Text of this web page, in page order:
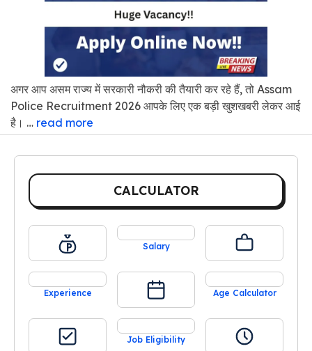
अगर आप असम राज्य में सरकारी नौकरी की तैयारी कर रहे हैं, तो Assam
Police Recruitment 2026 आपके लिए एक बड़ी खुशखबरी लेकर आई
है। … read more
CALCULATOR
Salary
Experience Age Calculator
Job Eligibility